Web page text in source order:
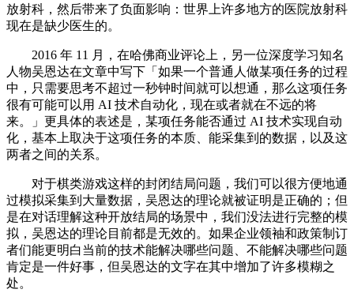
放射科，然后带来了负面影响：世界上许多地方的医院放射科
现在是缺少医生的。
2016 年 11 月，在哈佛商业评论上，另一位深度学习知名
人物吴恩达在文章中写下「如果一个普通人做某项任务的过程
中，只需要思考不超过一秒钟时间就可以想通，那么这项任务
很有可能可以用 AI 技术自动化，现在或者就在不远的将
来。」更具体的表述是，某项任务能否通过 AI 技术实现自动
化，基本上取决于这项任务的本质、能采集到的数据，以及这
两者之间的关系。
对于棋类游戏这样的封闭结局问题，我们可以很方便地通
过模拟采集到大量数据，吴恩达的理论就被证明是正确的；但
是在对话理解这种开放结局的场景中，我们没法进行完整的模
拟，吴恩达的理论目前都是无效的。如果企业领袖和政策制订
者们能更明白当前的技术能解决哪些问题、不能解决哪些问题
肯定是一件好事，但吴恩达的文字在其中增加了许多模糊之
处。